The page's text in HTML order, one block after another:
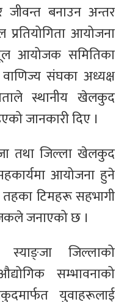
बनाउन अन्तर
आयोजना
आयोजक समितिका
संघका अध्यक्ष
स्थानीय खेलकुद
जानकारी दिए ।
तथा जिल्ला खेलकुद
आयोजना हुने
तहका टिमहरू सहभागी
जनाएको छ ।
जिल्लाको
सम्भावनाको
युवाहरूलाई